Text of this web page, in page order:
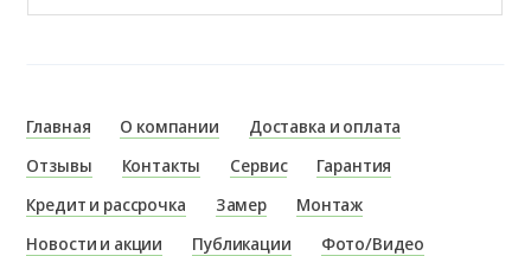
Главная О компании
Доставка и оплата
Отзывы
Контакты Сервис
Гарантия
Кредит и рассрочка
Замер
Монтаж
Новости и акции
Публикации
Фото/Видео